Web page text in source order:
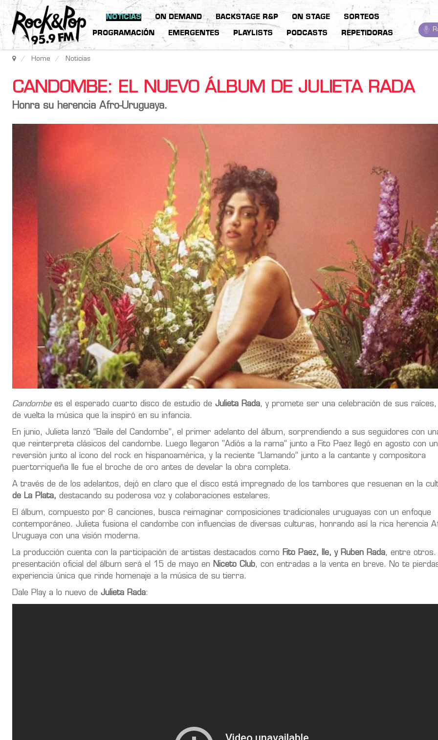
NOTICIAS ON DEMAND BACKSTAGE R&P ON STAGE SORTEOS
PROGRAMACIÓN EMERGENTES PLAYLISTS PODCASTS REPETIDORAS
Home Noticias
CANDOMBE: EL NUEVO ÁLBUM DE JULIETA RADA
Honra su herencia Afro-Uruguaya.
Candombees el esperado cuarto disco de estudio de Julieta Rada, y promete ser una celebración de sus raíces,
de vuelta la música que la inspiró en su infancia.
En junio, Julieta lanzó “Baile del Candombe”, el primer adelanto del álbum, sorprendiendo a sus seguidores con
que reinterpreta clásicos del candombe. Luego llegaron "Adiós a la rama” junto a Fito Paez llegó en agosto con
reversión junto al ícono del rock en hispanoamérica, y la reciente “Llamando” junto a la cantante y compositora
puertorriqueña Ile fue el broche de oro antes de develar la obra completa.
A través de de los adelantos, dejó en claro que el disco está impregnado de los tambores que resuenan en la
de La Plata, destacando su poderosa voz y colaboraciones estelares.
El álbum, compuesto por 8 canciones, busca reimaginar composiciones tradicionales uruguayas con un enfoque
contemporáneo. Julieta fusiona el candombe con influencias de diversas culturas, honrando así la rica herencia
Uruguaya con una visión moderna.
La producción cuenta con la participación de artistas destacados como Fito Paez, Ile, y Ruben Rada, entre otros.
presentación oficial del álbum será el 15 de mayo en Niceto Club, con entradas a la venta en breve. No te
experiencia única que rinde homenaje a la música de su tierra.
Dale Play a lo nuevo de Julieta Rada: